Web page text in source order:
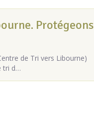
Protégeons
de Tri vers Libourne)
tri d…